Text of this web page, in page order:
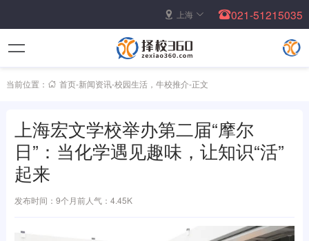
上海 021-51215035
当前位置： 首页-新闻资讯-校园生活， 牛校推介-正文
上海宏文学校举办第二届“摩尔
日”：当化学遇见趣味，让知识“活”
起来
发布时间：9个月前人气：4.45K